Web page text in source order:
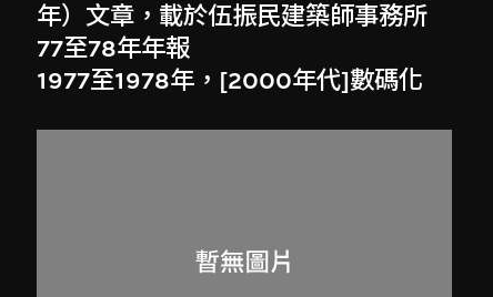
年）文章，載於伍振民建築師事務所
77至78年年報
1977至1978年，[2000年代]數碼化